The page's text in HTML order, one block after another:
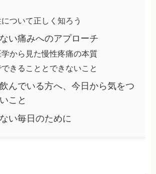
ついて正しく知ろう
い痛みへのアプローチ
から見た慢性疼痛の本質
きることとできないこと
んでいる方へ、今日から気をつ
こと
い毎日のために